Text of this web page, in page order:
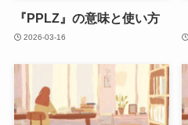
『PPLZ』の意味と使い方
2026-03-16